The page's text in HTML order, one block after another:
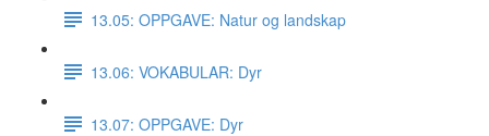
13.05: OPPGAVE: Natur og landskap
13.06: VOKABULAR: Dyr
13.07: OPPGAVE: Dyr